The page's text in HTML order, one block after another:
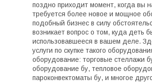
поздно приходит момент, когда вы
требуется более новое и мощное
подобный бизнес в силу
возникает вопрос о том, куда деть
использовавшееся в вашем деле.
услуги по скупке такого
оборудование: торговые стеллажи
оборудование бу, тепловое
пароконвектоматы бу, и многое